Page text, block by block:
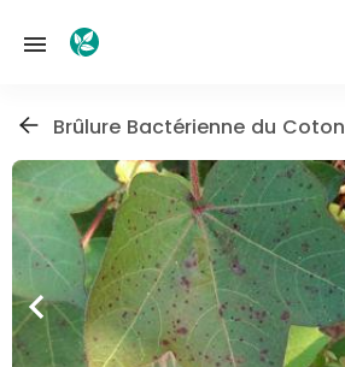
Brûlure Bactérienne du Coton